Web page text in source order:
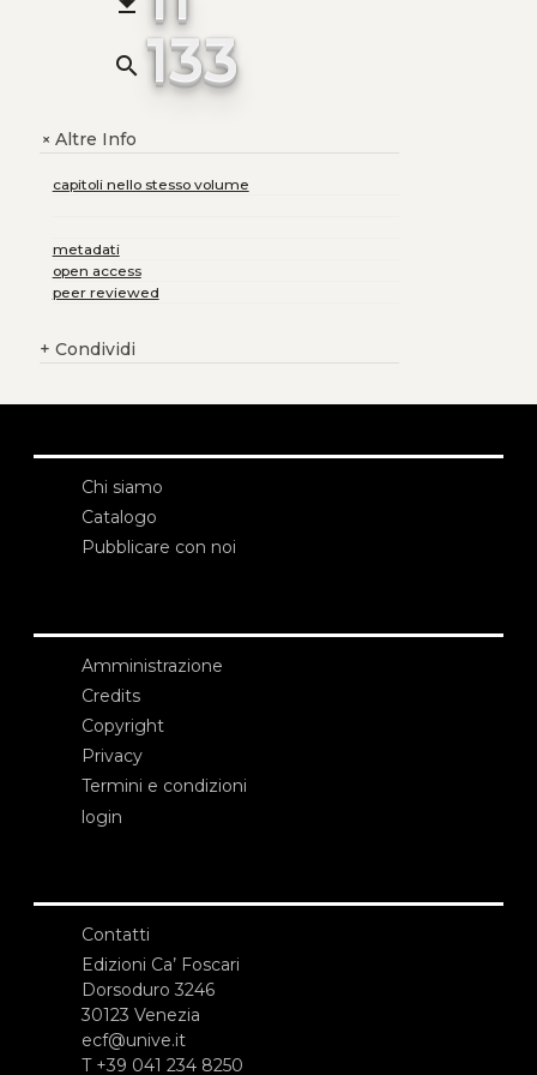
search 133
+Altre Info
capitoli nello stesso volume
metadati
open access
peer reviewed
+ Condividi
Chi siamo
Catalogo
Pubblicare con noi
Amministrazione
Credits
Copyright
Privacy
Termini e condizioni
login
Contatti
Edizioni Ca’ Foscari
Dorsoduro 3246
30123 Venezia
ecf@unive.it
T +39 041 234 8250